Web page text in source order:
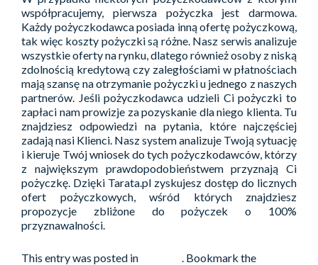
współpracujemy, pierwsza pożyczka jest darmowa.
Każdy pożyczkodawca posiada inną ofertę pożyczkową,
tak więc koszty pożyczki są różne. Nasz serwis analizuje
wszystkie oferty na rynku, dlatego również osoby z niską
zdolnością kredytową czy zaległościami w płatnościach
mają szansę na otrzymanie pożyczki u jednego z naszych
partnerów. Jeśli pożyczkodawca udzieli Ci pożyczki to
zapłaci nam prowizje za pozyskanie dla niego klienta. Tu
znajdziesz odpowiedzi na pytania, które najczęściej
zadają nasi Klienci. Nasz system analizuje Twoją sytuację
i kieruje Twój wniosek do tych pożyczkodawców, którzy
z największym prawdopodobieństwem przyznają Ci
pożyczkę. Dzięki Tarata.pl zyskujesz dostęp do licznych
ofert pożyczkowych, wśród których znajdziesz
propozycje zbliżone do pożyczek o 100%
przyznawalności.
This entry was posted in
. Bookmark the